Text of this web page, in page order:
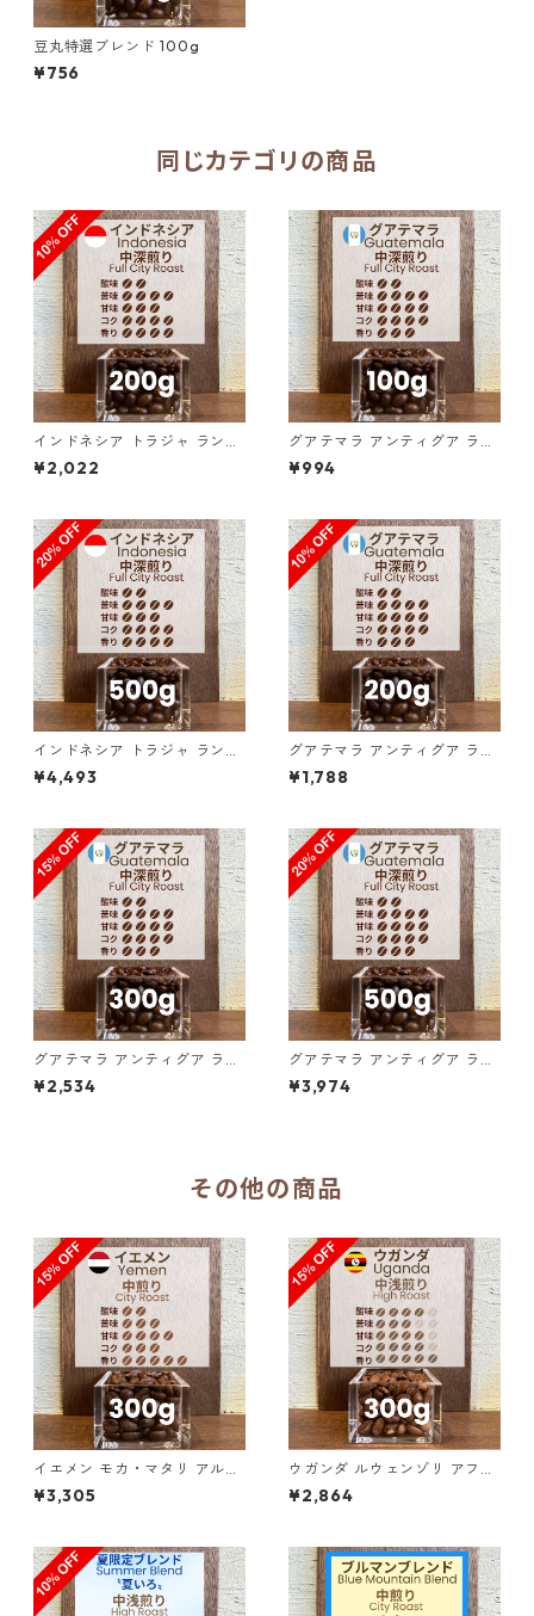
豆丸特選ブレンド 100g
¥756
同じカテゴリの商品
インドネシア トラジャ ランテ
カルア スロトコ農園 200g（1
00g単価の10%OFF）
¥2,022
グアテマラ アンティグア ラ
ス・ヌベス農園 レッドブルボ
ン100％ ／100g
¥994
インドネシア トラジャ ランテ
カルア スロトコ農園 500g（1
00g単価の20%OFF）
¥4,493
グアテマラ アンティグア ラ
ス・ヌベス農園 レッドブルボ
ン100％／200g（100g単価
¥1,788
グアテマラ アンティグア ラ
ス・ヌベス農園 レッドブルボ
ン100％／300g（100g単価
¥2,534
グアテマラ アンティグア ラ
ス・ヌベス農園 レッドブルボ
ン100％／500g（100g単価
¥3,974
その他の商品
イエメン モカ・マタリ アル・
カマリア ナチュラル 300g（1
00g単価の15%OFF）
¥3,305
ウガンダ ルウェンゾリ アフリ
カン・ムーン “ドンキー” ナチ
ュラル 300g（100g単価の1
¥2,864